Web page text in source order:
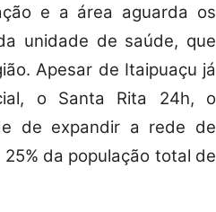
e a área aguarda os
unidade de saúde, que
Apesar de Itaipuaçu já
o Santa Rita 24h, o
de expandir a rede de
da população total de